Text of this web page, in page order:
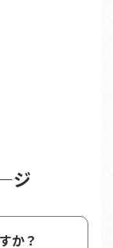
ジ
か？